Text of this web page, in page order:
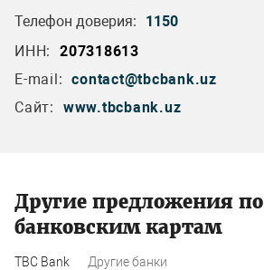
Телефон доверия:
1150
ИНН:
207318613
E-mail: contact@tbcbank.uz
Сайт:
www.tbcbank.uz
Другие предложения по
банковским картам
TBC Bank Другие банки